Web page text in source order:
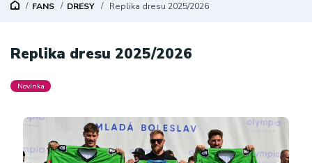
FANS DRESY Replika dresu 2025/2026
Replika dresu 2025/2026
Novinka